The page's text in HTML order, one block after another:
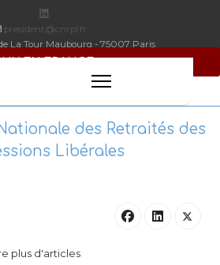
president@cnrpl.fr
La Tour Maubourg - 75007 Paris
des Retraités des
Libérales
plus d'articles
EN FRANCE